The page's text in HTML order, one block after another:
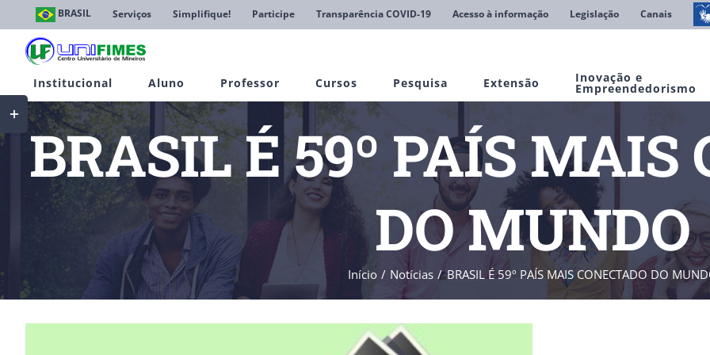
conteúdo
BRASIL Serviços Simplifique! Participe Transparência COVID-19 Acesso à informação Legislação Canais
Institucional Aluno Professor Cursos Pesquisa Extensão Inovação e
Empreendedorismo
BRASIL É 59º PAÍS MAIS
DO MUNDO
Início Notícias BRASIL É 59º PAÍS MAIS CONECTADO DO
Toggle
Sliding
Bar